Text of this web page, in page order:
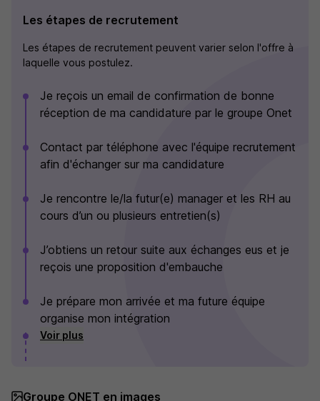
Les étapes de recrutement
Les étapes de recrutement peuvent varier selon l'offre à
laquelle vous postulez.
Je reçois un email de confirmation de bonne
réception de ma candidature par le groupe Onet
Contact par téléphone avec l'équipe recrutement
afin d'échanger sur ma candidature
Je rencontre le/la futur(e) manager et les RH au
cours d’un ou plusieurs entretien(s)
J’obtiens un retour suite aux échanges eus et je
reçois une proposition d'embauche
Je prépare mon arrivée et ma future équipe
organise mon intégration
Voir plus
Groupe ONET en images